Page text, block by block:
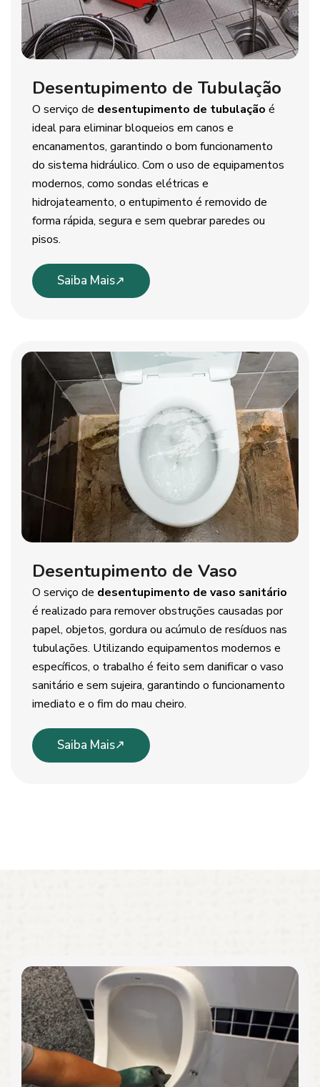
Desentupimento de Tubulação
O serviço de desentupimento de tubulação é
ideal para eliminar bloqueios em canos e
encanamentos, garantindo o bom funcionamento
do sistema hidráulico. Com o uso de equipamentos
modernos, como sondas elétricas e
hidrojateamento, o entupimento é removido de
forma rápida, segura e sem quebrar paredes ou
pisos.
Saiba Mais
Desentupimento de Vaso
O serviço de desentupimento de vaso sanitário
é realizado para remover obstruções causadas por
papel, objetos, gordura ou acúmulo de resíduos nas
tubulações. Utilizando equipamentos modernos e
específicos, o trabalho é feito sem danificar o vaso
sanitário e sem sujeira, garantindo o funcionamento
imediato e o fim do mau cheiro.
Saiba Mais